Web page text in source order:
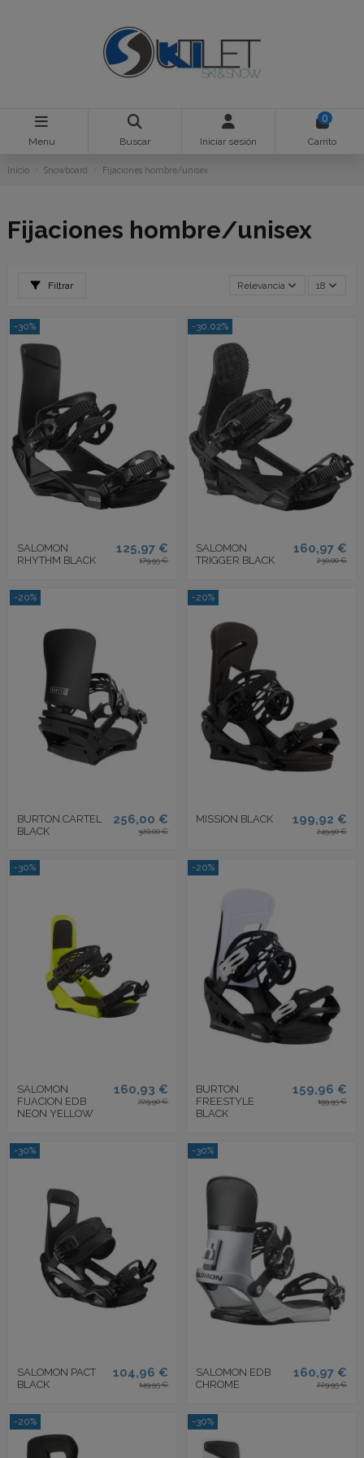
Menu Buscar Iniciar sesión
0
Carrito
Inicio Snowboard Fijaciones hombre/unisex
Fijaciones hombre/unisex
Filtrar Relevancia 18
-30%
SALOMON
RHYTHM BLACK
125,97 €
179,95 €
-30,02%
SALOMON
TRIGGER BLACK
160,97 €
230,00 €
-20%
BURTON CARTEL
BLACK
256,00 €
320,00 €
-20%
MISSION BLACK 199,92 €
249,90 €
-30%
SALOMON
FIJACION EDB
NEON YELLOW
160,93 €
229,90 €
-20%
BURTON
FREESTYLE
BLACK
159,96 €
199,95 €
-30%
SALOMON PACT
BLACK
104,96 €
149,95 €
-30%
SALOMON EDB
CHROME
160,97 €
229,95 €
-20% -30%